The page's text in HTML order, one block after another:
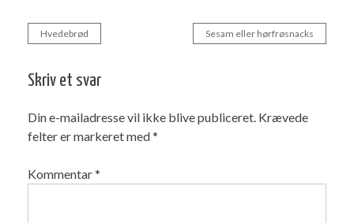
Indlægsnavigation
Hvedebrød Sesam eller hørfrøsnacks
Skriv et svar
Din e-mailadresse vil ikke blive publiceret. Krævede
felter er markeret med*
Kommentar*